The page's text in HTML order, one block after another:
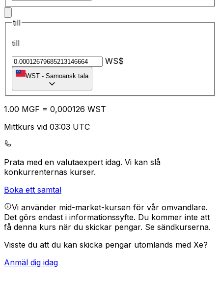
till
till
WS$
WST - Samoansk tala
1.00 MGF = 0,000126 WST
Mittkurs vid 03:03 UTC
Prata med en valutaexpert idag. Vi kan slå
konkurrenternas kurser.
Boka ett samtal
Vi använder mid-market-kursen för vår omvandlare.
Det görs endast i informationssyfte. Du kommer inte att
få denna kurs när du skickar pengar. Se sändkurserna.
Visste du att du kan skicka pengar utomlands med Xe?
Anmäl dig idag